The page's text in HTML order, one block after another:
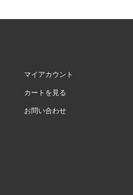
マイアカウント
カートを見る
お問い合わせ